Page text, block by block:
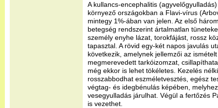
A kullancs-encephalitis
környező országokban a Flavi-vírus
mintegy 1%-ában van jelen. Az első
betegség rendszerint ártalmatlan
személy enyhe lázat, torokfájást, rossz
tapasztal. A rövid egy-két napos javulás
következik, amelynek jellemzői az
megmerevedett tarkóizomzat,
még ekkor is lehet tökéletes. Kezelés
rosszabbodhat eszméletvesztés, egész
végtag- és idegbénulás képében,
vesegyulladás járulhat. Végül a fertőzés
is vezethet.